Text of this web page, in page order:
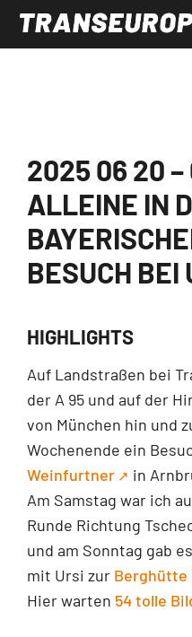
2025 06 20 –
ALLEINE IN
BESUCH BEI
HIGHLIGHTS
Auf Landstraßen bei
der A 95 und auf der
von München hin und
Wochenende ein
Weinfurtner
in
Am Samstag war ich
Runde Richtung
und am Sonntag gab
mit Ursi zur Berghütte
Hier warten 54 tolle